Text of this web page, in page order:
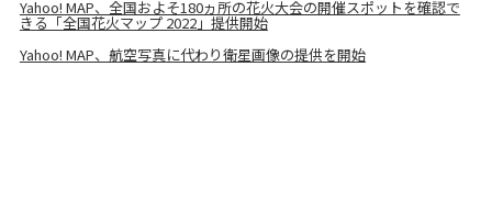
Yahoo! MAP、全国およそ180ヵ所の花火大会の開催スポットを確認で
きる「全国花火マップ 2022」提供開始
Yahoo! MAP、航空写真に代わり衛星画像の提供を開始